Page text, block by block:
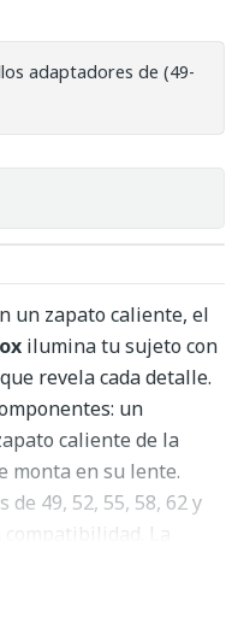
adaptadores de (49-
un zapato caliente, el
ilumina tu sujeto con
revela cada detalle.
un
caliente de la
monta en su lente.
49, 52, 55, 58, 62 y
La
del sistema. La